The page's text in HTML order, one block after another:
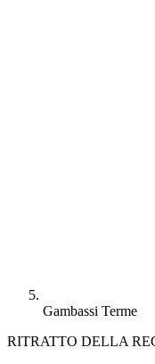
Gambassi Terme
RITRATTO DELLA